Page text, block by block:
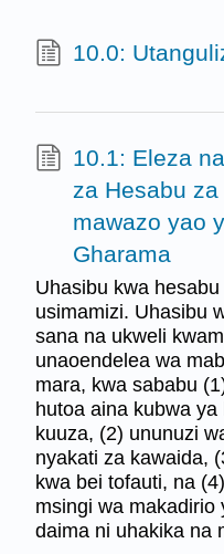
10.0:
10.1: Eleza
za Hesabu
mawazo yao
Gharama
Uhasibu kwa
usimamizi. Uhasibu
sana na ukweli
unaoendelea wa
mara, kwa sababu
hutoa aina kubwa
kuuza, (2) ununuzi
nyakati za kawaida,
kwa bei tofauti, na
msingi wa makadirio
daima ni uhakika na